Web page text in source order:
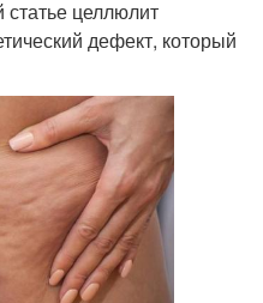
статье целлюлит
дефект, который